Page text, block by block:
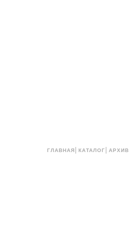
ГЛАВНАЯ КАТАЛОГ АРХИВ